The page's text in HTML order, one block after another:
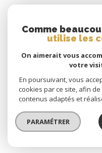
© 2026 | Tous droits
Nos honoraires
Plan du site
Politique
Comme
utilise les
On aimerait vous
votre
En poursuivant, vous
cookies par ce site, afin
contenus adaptés et
PARAMÉTRER